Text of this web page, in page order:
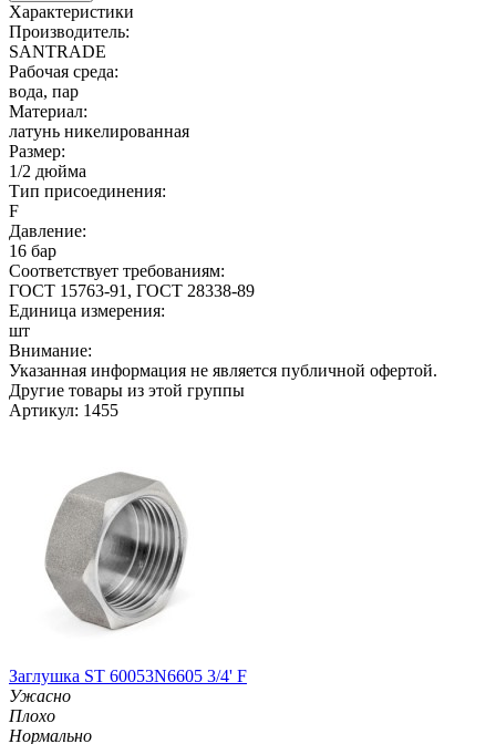
Характеристики
Производитель:
SANTRADE
Рабочая среда:
вода, пар
Материал:
латунь никелированная
Размер:
1/2 дюйма
Тип присоединения:
F
Давление:
16 бар
Соответствует требованиям:
ГОСТ 15763-91, ГОСТ 28338-89
Единица измерения:
шт
Внимание:
Указанная информация не является публичной офертой.
Другие товары из этой группы
Артикул: 1455
Заглушка ST 60053N6605 3/4' F
Ужасно
Плохо
Нормально